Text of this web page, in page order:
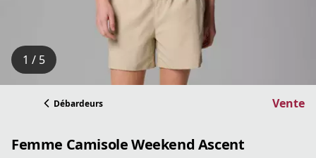
1 / 5
Débardeurs Vente
Femme Camisole Weekend Ascent